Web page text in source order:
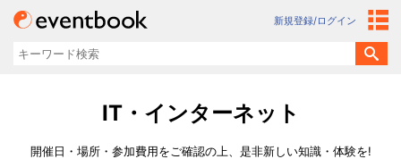
新規登録/ログイン
IT・インターネット
開催日・場所・参加費用をご確認の上、是非新しい知識・体験を!